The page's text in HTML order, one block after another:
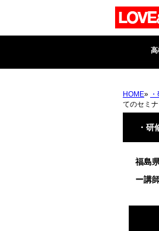
HOME»
てのセミ
・研
福島
ー講